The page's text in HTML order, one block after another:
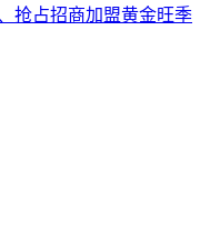
抢占招商加盟黄金旺季